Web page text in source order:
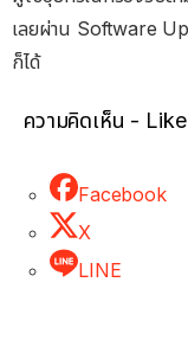
เลยผ่าน Software
ก็ได้
ความคิดเห็น -
Facebook
X
LINE